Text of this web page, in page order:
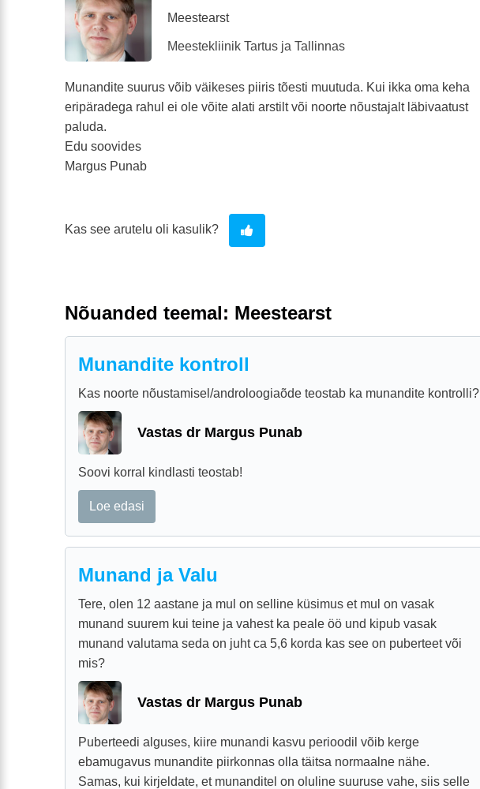
Meestearst
Meestekliinik Tartus ja Tallinnas
Munandite suurus võib väikeses piiris tõesti muutuda. Kui ikka oma keha
eripäradega rahul ei ole võite alati arstilt või noorte nõustajalt läbivaatust
paluda.
Edu soovides
Margus Punab
Kas see arutelu oli kasulik?
Nõuanded teemal: Meestearst
Munandite kontroll
Kas noorte nõustamisel/androloogiaõde teostab ka munandite kontrolli?
Vastas dr Margus Punab
Soovi korral kindlasti teostab!
Loe edasi
Munand ja Valu
Tere, olen 12 aastane ja mul on selline küsimus et mul on vasak
munand suurem kui teine ja vahest ka peale öö und kipub vasak
munand valutama seda on juht ca 5,6 korda kas see on puberteet või
mis?
Vastas dr Margus Punab
Puberteedi alguses, kiire munandi kasvu perioodil võib kerge
ebamugavus munandite piirkonnas olla täitsa normaalne nähe.
Samas, kui kirjeldate, et munanditel on oluline suuruse vahe, siis selle